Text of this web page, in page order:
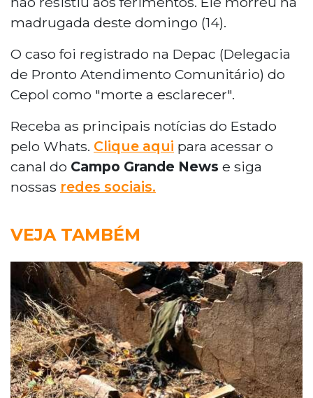
madrugada deste domingo (14).
O caso foi registrado na Depac (Delegacia
de Pronto Atendimento Comunitário) do
Cepol como "morte a esclarecer".
Receba as principais notícias do Estado
pelo Whats. Clique aqui para acessar o
canal do Campo Grande News e siga
nossas redes sociais.
VEJA TAMBÉM